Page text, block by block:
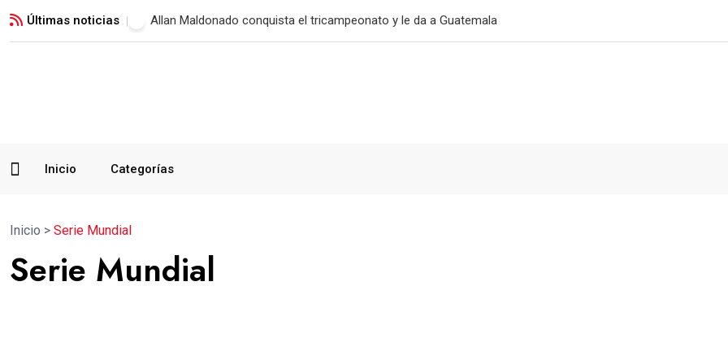
Últimas noticias Allan Maldonado conquista el tricampeonato y le da a Guatemala
Inicio Categorías
Inicio > Serie Mundial
Serie Mundial